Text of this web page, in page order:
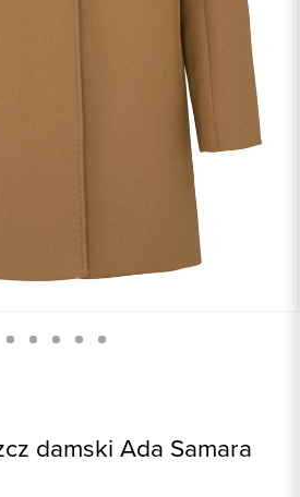
damski Ada Samara